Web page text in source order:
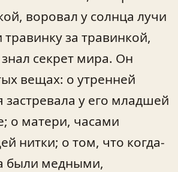
воровал у солнца лучи
за травинкой,
секрет мира. Он
вещах: о утренней
застревала у его младшей
о матери, часами
нитки; о том, что когда-
были медными,